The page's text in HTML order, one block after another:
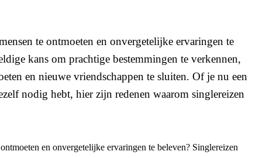
te ontmoeten en onvergetelijke ervaringen te
kans om prachtige bestemmingen te verkennen,
en nieuwe vriendschappen te sluiten. Of je nu een
nodig hebt, hier zijn redenen waarom singlereizen
en onvergetelijke ervaringen te beleven? Singlereizen